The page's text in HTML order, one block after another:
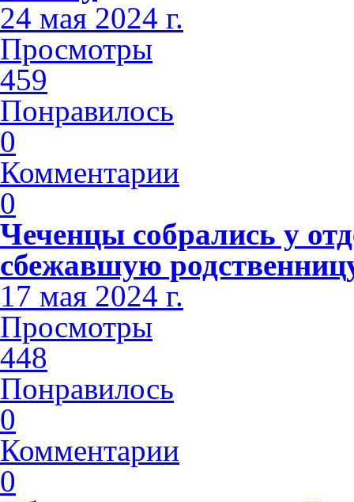
24 мая 2024 г.
Просмотры
459
Понравилось
0
Комментарии
0
Чеченцы собрались у
сбежавшую
17 мая 2024 г.
Просмотры
448
Понравилось
0
Комментарии
0